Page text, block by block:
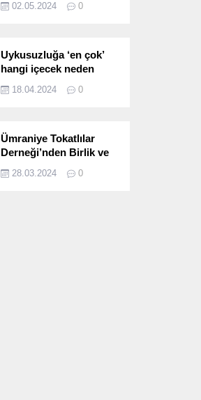
02.05.2024 0
Uykusuzluğa ‘en çok’
hangi içecek neden
18.04.2024 0
Ümraniye Tokatlılar
Derneği’nden Birlik ve
Programı
28.03.2024 0